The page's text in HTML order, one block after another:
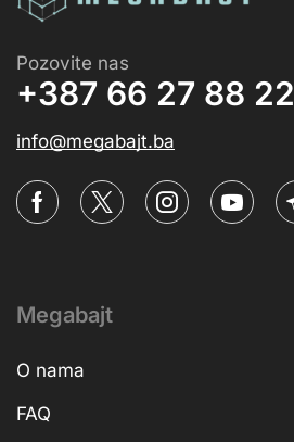
Pozovite nas
+387 66 27 88 22
info@megabajt.ba
Megabajt
O nama
FAQ